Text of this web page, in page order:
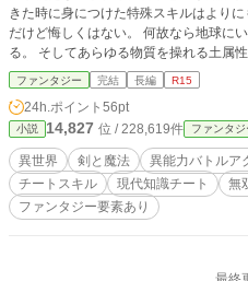
きた時に身につけた特殊スキルはより
だけど悔しくはない。 何故なら地球にいた六年間の間に身につけた知識があ
る。 そしてあらゆる物質を操れる土属性こそが最強だと知っているからだ。 ひ
ょんなことから小さな村を襲ってきた
俺はフィルド王国の調査隊長をしてい
になった。 アマーリアの協力もあってフィルド王国の首都ゴルドで暮らせるよ
うになった俺は王国の陰で蠢く陰謀に巻き込まれて
ための俺の戦いが始まろうとしていた。 ※この小説は小説家になろうとカクヨ
ムにも投稿しています
ファンタジー 完結 長編 R15
24h.ポイント 56pt
小説 14,827 位 / 228,619件 ファンタジ
異世界 剣と魔法 異能力バトルア
チートスキル
現代知識チート 無
ファンタジー要素あり